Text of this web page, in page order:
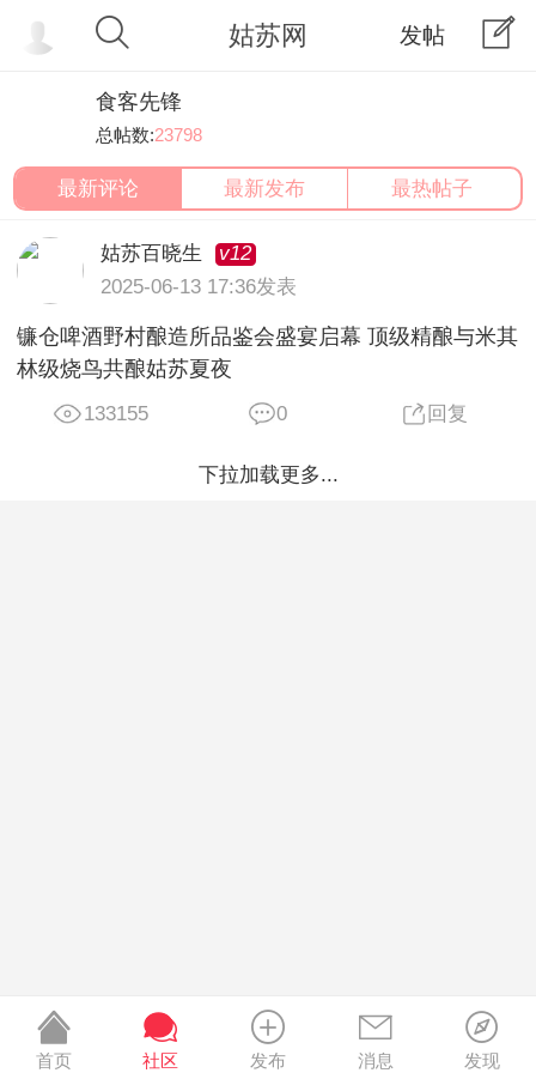
姑苏网 发帖
食客先锋
总帖数:23798
最新评论 最新发布 最热帖子
姑苏百晓生
v12
2025-06-13 17:36发表
镰仓啤酒野村酿造所品鉴会盛宴启幕 顶级精酿与米其
林级烧鸟共酿姑苏夏夜
133155 0 回复
下拉加载更多...
首页 社区 发布 消息 发现